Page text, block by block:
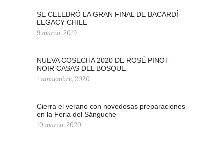
SE CELEBRÓ LA GRAN FINAL DE BACARDÍ
LEGACY CHILE
9 marzo, 2019
NUEVA COSECHA 2020 DE ROSÉ PINOT
NOIR CASAS DEL BOSQUE
1 noviembre, 2020
Cierra el verano con novedosas preparaciones
en la Feria del Sánguche
10 marzo, 2020